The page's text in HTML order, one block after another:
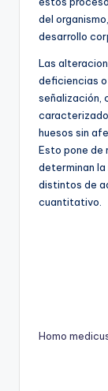
del
desarrollo
Las
deficiencias
señalización,
huesos sin
Esto pone de
determinan
distintos de
cuantitativo.
Homo